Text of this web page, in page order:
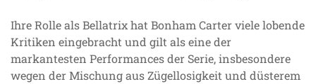
Ihre Rolle als Bellatrix hat Bonham Carter viele lobende
Kritiken eingebracht und gilt als eine der
markantesten Performances der Serie, insbesondere
wegen der Mischung aus Zügellosigkeit und düsterem